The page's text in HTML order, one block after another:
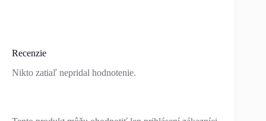
Recenzie
Nikto zatiaľ nepridal hodnotenie.